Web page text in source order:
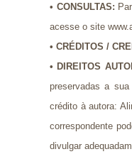
• CONSULTAS:
acesse o site
• CRÉDITOS /
• DIREITOS
preservadas a
crédito à autora:
correspondente
divulgar